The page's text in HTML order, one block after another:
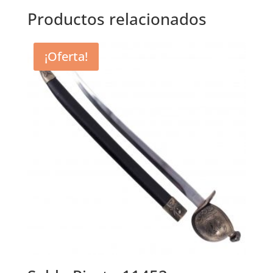
Productos relacionados
¡Oferta!